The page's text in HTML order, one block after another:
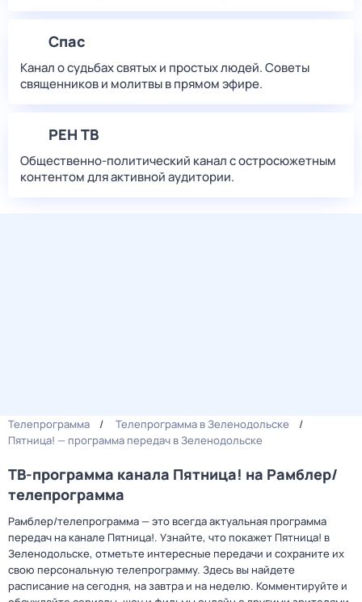
Спас
Канал о судьбах святых и простых людей. Советы
священников и молитвы в прямом эфире.
РЕН ТВ
Общественно-политический канал с остросюжетным
контентом для активной аудитории.
Телепрограмма
Телепрограмма в Зеленодольске
Пятница! — программа передач в Зеленодольске
ТВ-программа канала Пятница! на Рамблер/
телепрограмма
Рамблер/телепрограмма — это всегда актуальная программа
передач на канале Пятница!. Узнайте, что покажет Пятница! в
Зеленодольске, отметьте интересные передачи и сохраните их
свою персональную телепрограмму. Здесь вы найдете
расписание на сегодня, на завтра и на неделю. Комментируйте и